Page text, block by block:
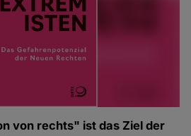
von rechts" ist das Ziel der